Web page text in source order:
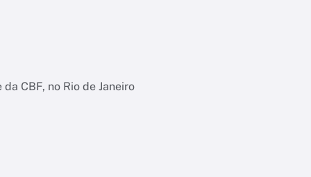
CBF, no Rio de Janeiro